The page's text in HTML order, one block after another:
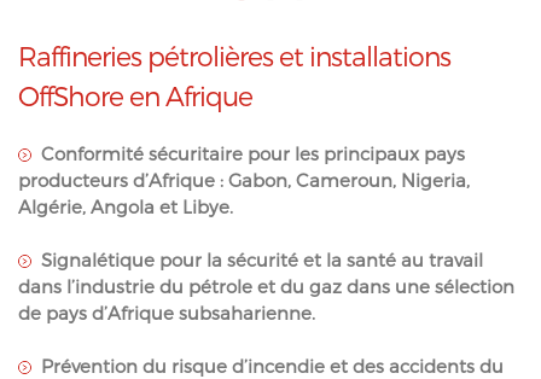
Raffineries pétrolières et installations
OffShore en Afrique
Conformité sécuritaire pour les principaux pays
producteurs d’Afrique : Gabon, Cameroun, Nigeria,
Algérie, Angola et Libye.
Signalétique pour la sécurité et la santé au travail
dans l’industrie du pétrole et du gaz dans une sélection
de pays d’Afrique subsaharienne.
Prévention du risque d’incendie et des accidents du